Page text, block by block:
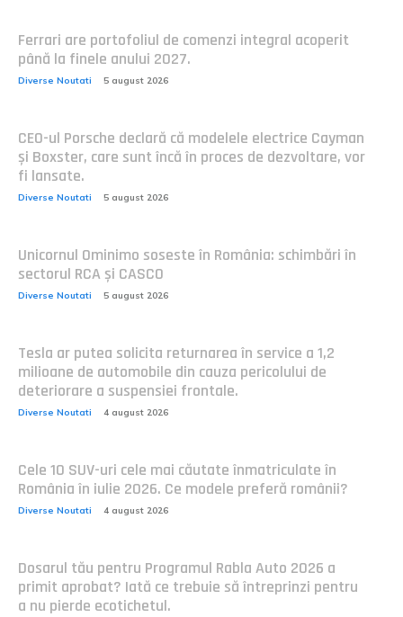
Ferrari are portofoliul de comenzi integral acoperit
până la finele anului 2027.
Diverse Noutati 5 august 2026
CEO-ul Porsche declară că modelele electrice Cayman
și Boxster, care sunt încă în proces de dezvoltare, vor
fi lansate.
Diverse Noutati 5 august 2026
Unicornul Ominimo soseste în România: schimbări în
sectorul RCA și CASCO
Diverse Noutati 5 august 2026
Tesla ar putea solicita returnarea în service a 1,2
milioane de automobile din cauza pericolului de
deteriorare a suspensiei frontale.
Diverse Noutati 4 august 2026
Cele 10 SUV-uri cele mai căutate înmatriculate în
România în iulie 2026. Ce modele preferă românii?
Diverse Noutati 4 august 2026
Dosarul tău pentru Programul Rabla Auto 2026 a
primit aprobat? Iată ce trebuie să întreprinzi pentru
a nu pierde ecotichetul.